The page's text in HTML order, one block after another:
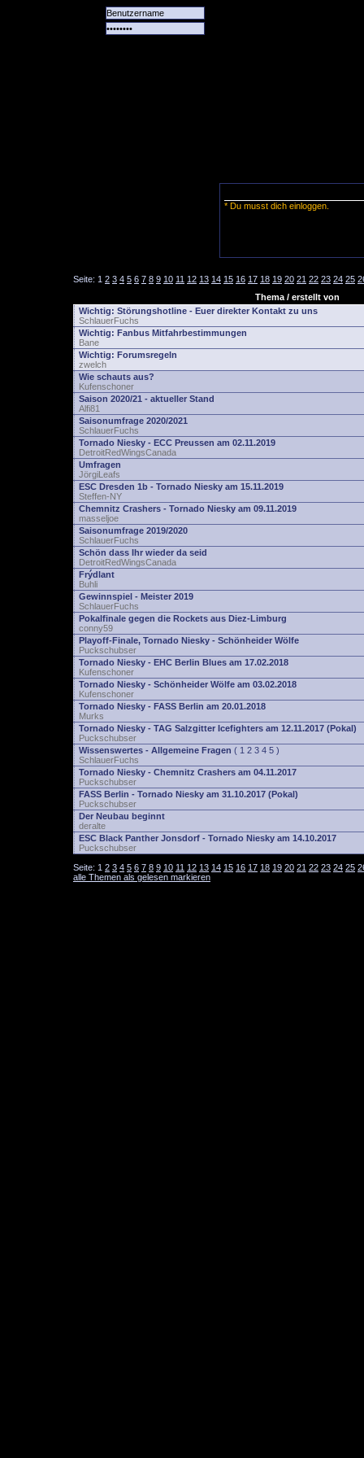
* Du musst dich einloggen.
Seite: 1 2 3 4 5 6 7 8 9 10 11 12 13 14 15 16 17 18 19 20 21 22 23 24 25
Thema / erstellt von
Wichtig: Störungshotline - Euer direkter Kontakt zu uns
SchlauerFuchs
Wichtig: Fanbus Mitfahrbestimmungen
Bane
Wichtig: Forumsregeln
zwelch
Wie schauts aus?
Kufenschoner
Saison 2020/21 - aktueller Stand
Alfi81
Saisonumfrage 2020/2021
SchlauerFuchs
Tornado Niesky - ECC Preussen am 02.11.2019
DetroitRedWingsCanada
Umfragen
JörgiLeafs
ESC Dresden 1b - Tornado Niesky am 15.11.2019
Steffen-NY
Chemnitz Crashers - Tornado Niesky am 09.11.2019
masseljoe
Saisonumfrage 2019/2020
SchlauerFuchs
Schön dass Ihr wieder da seid
DetroitRedWingsCanada
Frýdlant
Buhli
Gewinnspiel - Meister 2019
SchlauerFuchs
Pokalfinale gegen die Rockets aus Diez-Limburg
conny59
Playoff-Finale, Tornado Niesky - Schönheider Wölfe
Puckschubser
Tornado Niesky - EHC Berlin Blues am 17.02.2018
Kufenschoner
Tornado Niesky - Schönheider Wölfe am 03.02.2018
Kufenschoner
Tornado Niesky - FASS Berlin am 20.01.2018
Murks
Tornado Niesky - TAG Salzgitter Icefighters am 12.11.2017 (Pokal)
Puckschubser
Wissenswertes - Allgemeine Fragen ( 1 2 3 4 5 )
SchlauerFuchs
Tornado Niesky - Chemnitz Crashers am 04.11.2017
Puckschubser
FASS Berlin - Tornado Niesky am 31.10.2017 (Pokal)
Puckschubser
Der Neubau beginnt
deralte
ESC Black Panther Jonsdorf - Tornado Niesky am 14.10.2017
Puckschubser
Seite: 1 2 3 4 5 6 7 8 9 10 11 12 13 14 15 16 17 18 19 20 21 22 23 24 25
alle Themen als gelesen markieren